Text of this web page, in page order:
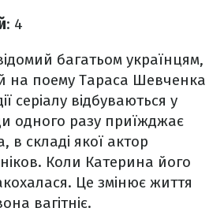
: 4
багатьом українцям,
на поему Тараса Шевченка
серіалу відбуваються у
одного разу приїжджає
в складі якої актор
Коли Катерина його
Це змінює життя
вагітніє.